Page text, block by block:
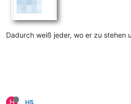
Dadurch weiß jeder, wo er zu stehen
H HS